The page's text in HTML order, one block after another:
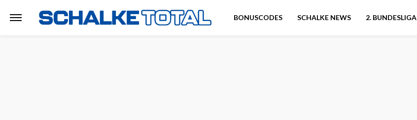
BONUSCODES SCHALKE NEWS 2. BUNDESLIGA